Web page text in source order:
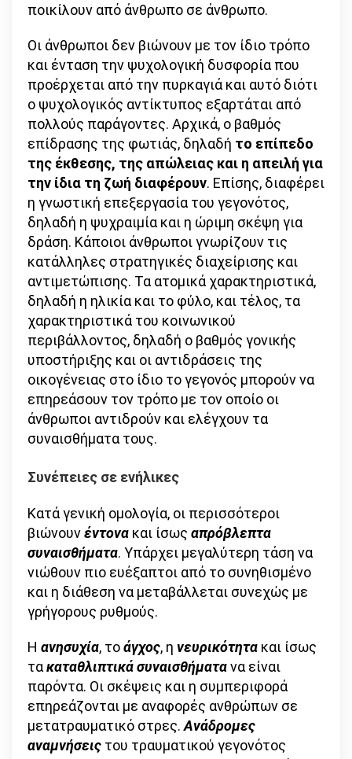
ποικίλουν από άνθρωπο σε άνθρωπο.
Οι άνθρωποι δεν βιώνουν με τον ίδιο τρόπο
και ένταση την ψυχολογική δυσφορία που
προέρχεται από την πυρκαγιά και αυτό διότι
ο ψυχολογικός αντίκτυπος εξαρτάται από
πολλούς παράγοντες. Αρχικά, ο βαθμός
επίδρασης της φωτιάς, δηλαδή το επίπεδο
της έκθεσης, της απώλειας και η απειλή για
την ίδια τη ζωή διαφέρουν. Επίσης, διαφέρει
η γνωστική επεξεργασία του γεγονότος,
δηλαδή η ψυχραιμία και η ώριμη σκέψη για
δράση. Κάποιοι άνθρωποι γνωρίζουν τις
κατάλληλες στρατηγικές διαχείρισης και
αντιμετώπισης. Τα ατομικά χαρακτηριστικά,
δηλαδή η ηλικία και το φύλο, και τέλος, τα
χαρακτηριστικά του κοινωνικού
περιβάλλοντος, δηλαδή ο βαθμός γονικής
υποστήριξης και οι αντιδράσεις της
οικογένειας στο ίδιο το γεγονός μπορούν να
επηρεάσουν τον τρόπο με τον οποίο οι
άνθρωποι αντιδρούν και ελέγχουν τα
συναισθήματα τους.
Συνέπειες σε ενήλικες
Κατά γενική ομολογία, οι περισσότεροι
βιώνουνέντονα και ίσως απρόβλεπτα
συναισθήματα. Υπάρχει μεγαλύτερη τάση να
νιώθουν πιο ευέξαπτοι από το συνηθισμένο
και η διάθεση να μεταβάλλεται συνεχώς με
γρήγορους ρυθμούς.
Η ανησυχία, τοάγχος, η νευρικότητα και ίσως
τακαταθλιπτικά συναισθήματανα είναι
παρόντα. Οι σκέψεις και η συμπεριφορά
επηρεάζονται με αναφορές ανθρώπων σε
μετατραυματικό στρες.Ανάδρομες
αναμνήσεις του τραυματικού γεγονότος